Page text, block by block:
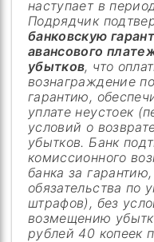
наступает в
Подрядчик
банковскую
авансового
убытков, что
вознаграждение
гарантию,
уплате неустоек
условий о
убытков. Банк
комиссионного
банка за
обязательства по
штрафов), без
возмещению
рублей 40 копеек